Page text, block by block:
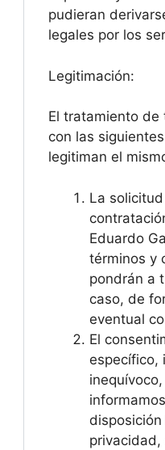
pudieran
legales por los
Legitimación:
El tratamiento de
con las
legitiman el
La
Eduardo
términos y
pondrán a
caso, de
eventual
El
específico,